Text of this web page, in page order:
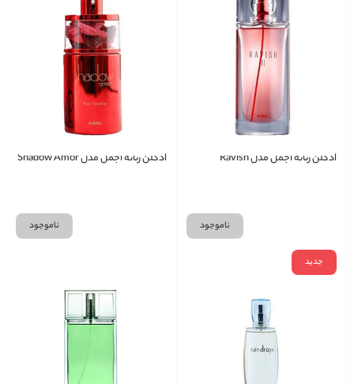
ادکلن زنانه اجمل مدل Ravish
ناموجود
ادکلن زنانه اجمل مدل Shadow Amor
ناموجود
جدید